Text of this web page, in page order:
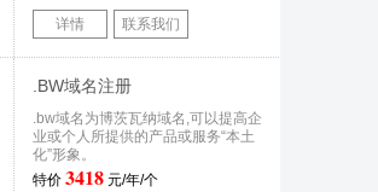
详情 联系我们
.BW域名注册
.bw域名为博茨瓦纳域名,可以提高企
业或个人所提供的产品或服务“本土
化”形象。
特价 3418 元/年/个